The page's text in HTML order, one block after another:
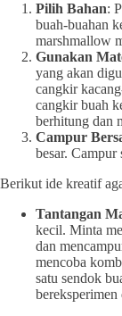
Pilih Bahan:
buah-buahan
marshmallow
Gunakan
yang akan
cangkir
cangkir buah
berhitung dan
Campur
besar. Campur
Berikut ide kreatif
Tantangan
kecil. Minta
dan
mencoba
satu sendok